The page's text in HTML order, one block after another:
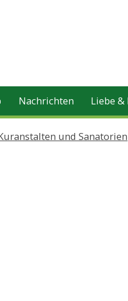
Nachrichten Liebe
und Sanatorien